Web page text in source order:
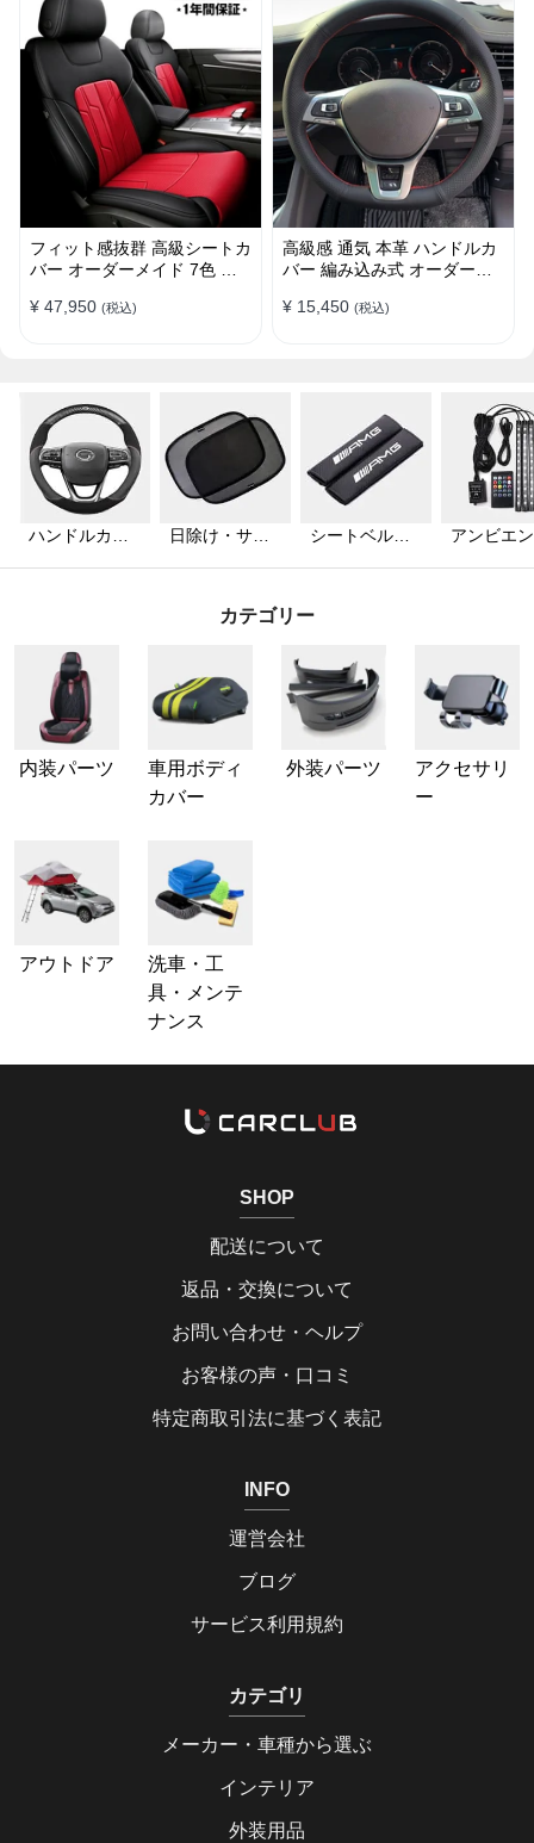
フィット感抜群 高級シートカ
バー オーダーメイド 7色 防
ト
¥ 47,950 (税込)
高級感 通気 本革 ハンドルカ
バー 編み込み式 オーダーメ
プ
¥ 15,450 (税込)
ハンドルカバ
日除け・サン
シートベルト
アンビエ
カテゴリー
内装パーツ
車用ボディ
カバー
外装パーツ
アクセサリ
ー
アウトドア
洗車・工
具・メンテ
ナンス
SHOP
配送について
返品・交換について
お問い合わせ・ヘルプ
お客様の声・口コミ
特定商取引法に基づく表記
INFO
運営会社
ブログ
サービス利用規約
カテゴリ
メーカー・車種から選ぶ
インテリア
外装用品